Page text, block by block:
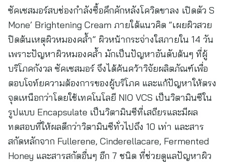
ซัคเซสมอร์สบช่องกำลังซื้อคึกคักหลังโควิดขาลง เปิดตัว S
Mone’ Brightening Cream ภายใต้แนวคิด “เผยผิวสวย
ปิดต้นเหตุผิวหมองคล้ำ” ผิวหน้ากระจ่างใสภายใน 14 วัน
เพราะปัญหาผิวหมองคล้ำ มักเป็นปัญหาอันดับต้นๆ ที่ผู้
บริโภคกังวล ซัคเซสมอร์ จึงได้ค้นคว้าวิจัยผลิตภัณฑ์เพื่อ
ตอบโจท์ยความต้องการของผู้บริโภค และแก้ปัญหาให้ตรง
จุดเหนือกว่าโดยใช้เทคโนโลยี NIO VCS เป็นวิตามินซีใน
รูปแบบ Encapsulate เป็นวิตามินซีที่เสถียรและมีผล
ทดสอบที่ให้ผลดีกว่าวิตามินซีทั่วไปถึง 10 เท่า และสาร
สกัดหลักจาก Fullerene, Cinderellacare, Fermented
Honey และสารสกัดอื่นๆ อีก 7 ชนิด ที่ช่วยดูแลปัญหาผิว